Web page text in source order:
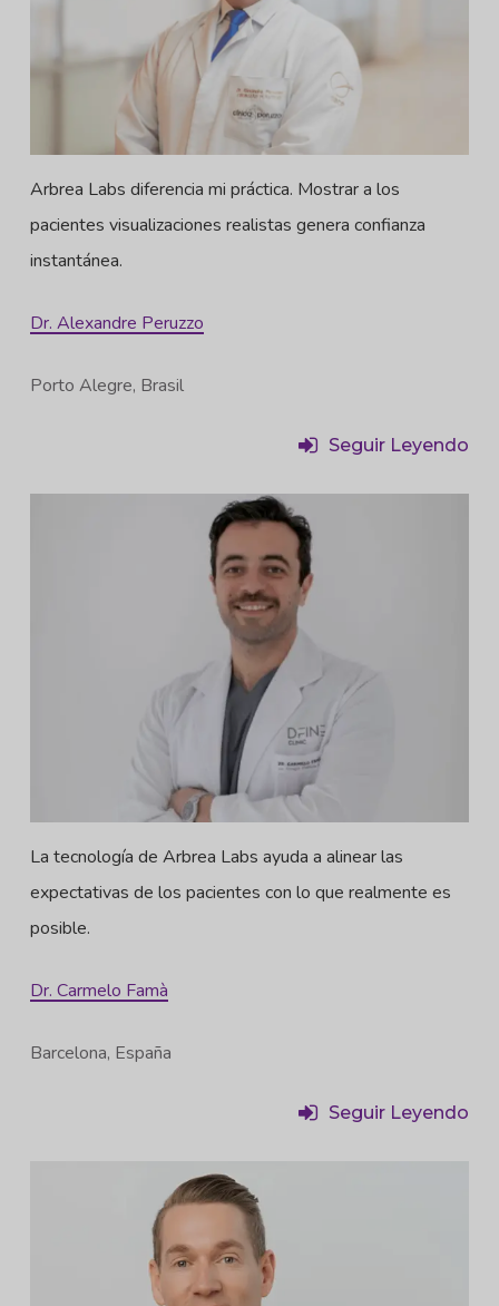
Arbrea Labs diferencia mi práctica. Mostrar a los
pacientes visualizaciones realistas genera confianza
instantánea.
Dr. Alexandre Peruzzo
Porto Alegre, Brasil
Seguir Leyendo
La tecnología de Arbrea Labs ayuda a alinear las
expectativas de los pacientes con lo que realmente es
posible.
Dr. Carmelo Famà
Barcelona, España
Seguir Leyendo